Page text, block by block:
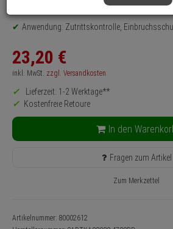
Anwendung: Zutrittskontrolle,
23,20 €
inkl. MwSt. zzgl. Versandkosten
Lieferzeit: 1-2 Werktage**
Kostenfreie Retoure
In den
Fragen zum Artikel
Zum Merkzettel
Artikelnummer: 80002612